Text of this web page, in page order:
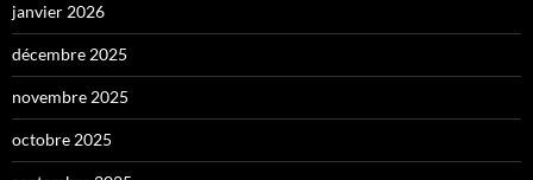
janvier 2026
décembre 2025
novembre 2025
octobre 2025